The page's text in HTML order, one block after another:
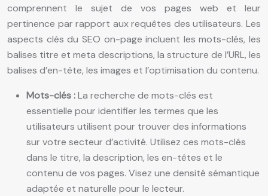
comprennent le sujet de vos pages web et leur
pertinence par rapport aux requêtes des utilisateurs. Les
aspects clés du SEO on-page incluent les mots-clés, les
balises titre et meta descriptions, la structure de l’URL, les
balises d’en-tête, les images et l’optimisation du contenu.
Mots-clés :La recherche de mots-clés est
essentielle pour identifier les termes que les
utilisateurs utilisent pour trouver des informations
sur votre secteur d’activité. Utilisez ces mots-clés
dans le titre, la description, les en-têtes et le
contenu de vos pages. Visez une densité sémantique
adaptée et naturelle pour le lecteur.